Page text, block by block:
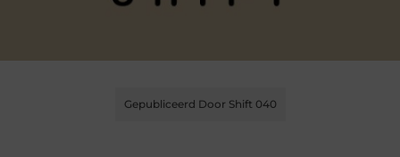
Gepubliceerd Door Shift 040